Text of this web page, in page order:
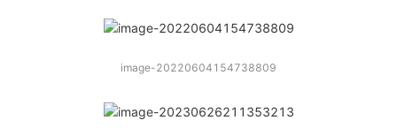
image-20220604154738809